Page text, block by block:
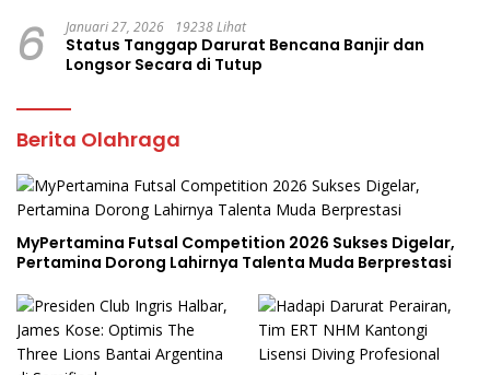
6 Januari 27, 2026 19238 Lihat
Status Tanggap Darurat Bencana Banjir dan
Longsor Secara di Tutup
Berita Olahraga
MyPertamina Futsal Competition 2026 Sukses Digelar,
Pertamina Dorong Lahirnya Talenta Muda Berprestasi